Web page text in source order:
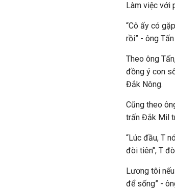
Làm việc với
“Cô ấy có
rồi” - ông
Theo ông
đồng ý con
Đắk Nông.
Cũng theo
trấn Đắk Mil
“Lúc đầu, T
đòi tiên", T
Lương tôi
để sống” -